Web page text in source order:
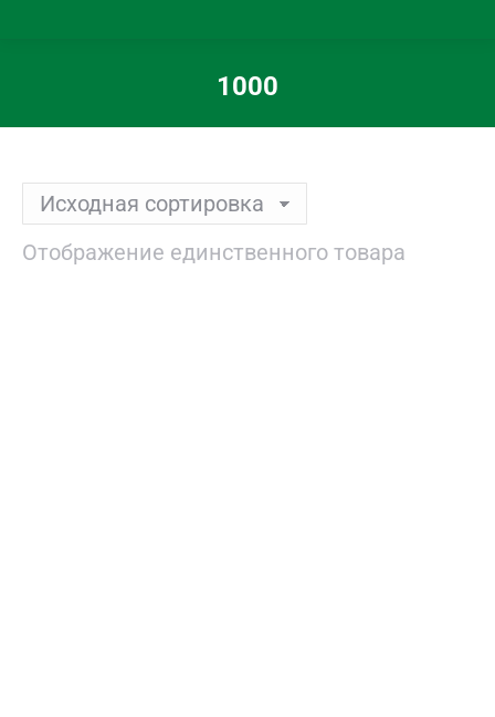
1000
Вы здесь:
Отображение единственного товара